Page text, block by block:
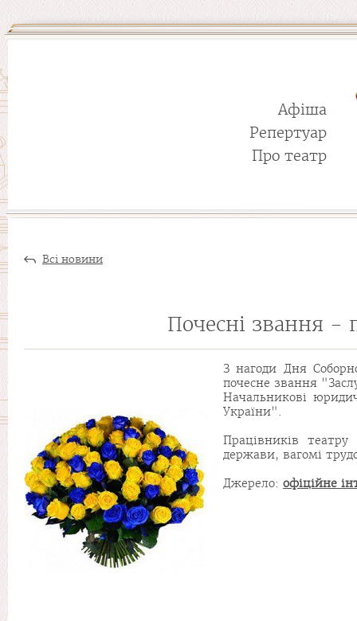
Афіша
Репертуар
Про театр
Всі новини
Почесні звання -
З нагоди Дня
почесне звання
Начальникові
України".
Працівників
держави, вагомі
Джерело: офіційне